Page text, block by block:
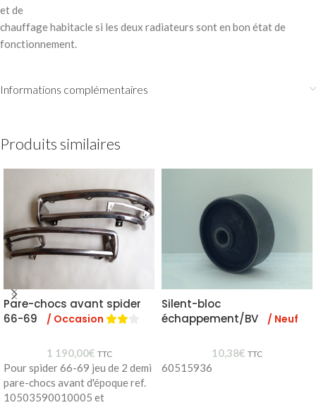
et de
chauffage habitacle si les deux radiateurs sont en bon état de
fonctionnement.
Informations complémentaires
Produits similaires
Pare-chocs avant spider
66-69
/ Occasion
1 190,00€ TTC
Pour spider 66-69 jeu de 2 demi
pare-chocs avant d'époque ref.
10503590010005 et
Silent-bloc
échappement/BV
/ Neuf
10,38€ TTC
60515936